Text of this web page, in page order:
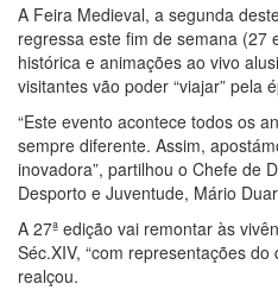
A Feira Medieval, a segunda
regressa este fim de semana (27
histórica e animações ao vivo
visitantes vão poder “viajar” pela
“Este evento acontece todos os
sempre diferente. Assim,
inovadora”, partilhou o Chefe de
Desporto e Juventude, Mário
A 27ª edição vai remontar às
Séc.XIV, “com representações
realçou.